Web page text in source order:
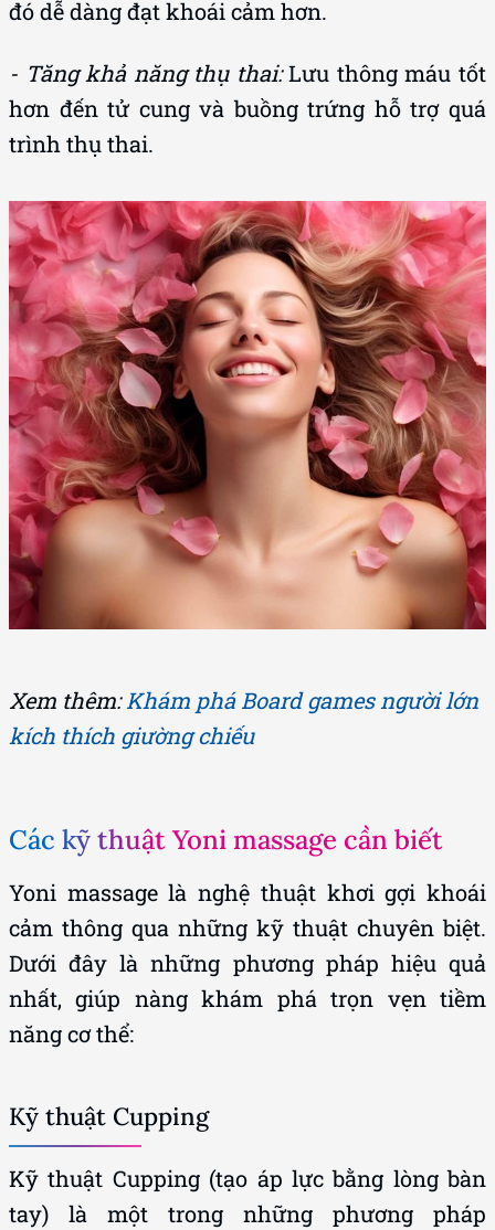
đó dễ dàng đạt khoái cảm hơn.
- Tăng khả năng thụ thai:Lưu thông máu tốt
hơn đến tử cung và buồng trứng hỗ trợ quá
trình thụ thai.
Xem thêm:Khám phá Board games người lớn
kích thích giường chiếu
Các kỹ thuật Yoni massage cần biết
Yoni massage là nghệ thuật khơi gợi khoái
cảm thông qua những kỹ thuật chuyên biệt.
Dưới đây là những phương pháp hiệu quả
nhất, giúp nàng khám phá trọn vẹn tiềm
năng cơ thể:
Kỹ thuật Cupping
Kỹ thuật Cupping (tạo áp lực bằng lòng bàn
tay) là một trong những phương pháp